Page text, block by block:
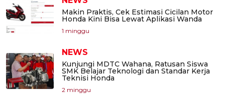
Makin Praktis, Cek Estimasi Cicilan Motor
Honda Kini Bisa Lewat Aplikasi Wanda
1 minggu
NEWS
Kunjungi MDTC Wahana, Ratusan Siswa
SMK Belajar Teknologi dan Standar Kerja
Teknisi Honda
2 minggu